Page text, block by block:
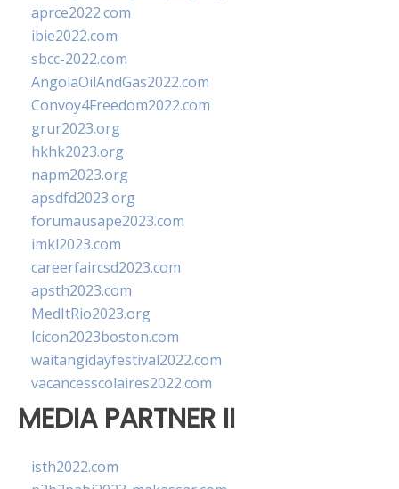
aprce2022.com
ibie2022.com
sbcc-2022.com
AngolaOilAndGas2022.com
Convoy4Freedom2022.com
grur2023.org
hkhk2023.org
napm2023.org
apsdfd2023.org
forumausape2023.com
imkl2023.com
careerfaircsd2023.com
apsth2023.com
MedItRio2023.org
lcicon2023boston.com
waitangidayfestival2022.com
vacancesscolaires2022.com
MEDIA PARTNER II
isth2022.com